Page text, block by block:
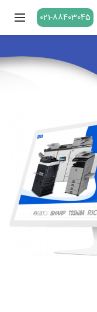
021-88403045